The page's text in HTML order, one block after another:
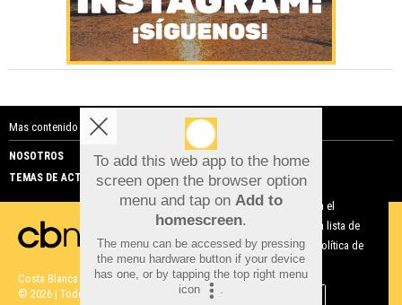
Mas contenido de Costa Blanca Noticias:
NOSOTROS
PUBLICIDAD
TEMAS DE ACTUALIDAD
Costa Blanca Noticias |Términos de uso| Protección de datos
© 2026 | Todos los derechos reservados
To add this web app to the home
screen open the browser option
menu and tap on Add to
homescreen.
The menu can be accessed by pressing
the menu hardware button if your device
has one, or by tapping the top right menu
icon
.
Aviso sobre el Uso de cookies:
Utilizamos cookies nuestras y de terceros para el
funcionamiento del digital. Puedes consultar la lista de
cookies y como desconectarlas. Ver nuestra Política de
Privacidad y Cookies
Aceptar Cookies